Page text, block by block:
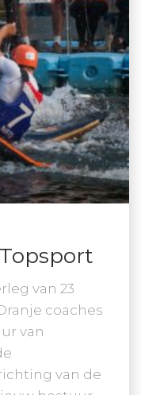
van 23
coaches
van
van de